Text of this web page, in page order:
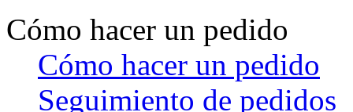
Cómo hacer un pedido
Cómo hacer un pedido
Seguimiento de pedidos